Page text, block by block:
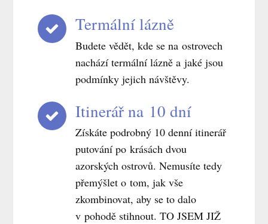
Termální lázně
Budete vědět, kde se na ostrovech
nachází termální lázně a jaké jsou
podmínky jejich návštěvy.
Itinerář na 10 dní
Získáte podrobný 10 denní itinerář
putování po krásách dvou
azorských ostrovů. Nemusíte tedy
přemýšlet o tom, jak vše
zkombinovat, aby se to dalo
v pohodě stihnout. TO JSEM JIŽ